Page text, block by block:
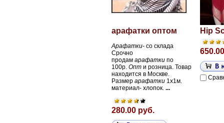
арафатки оптом
Арафатки- со склада
Срочно
продам арафатки по
100р. Опт и розница. Товар
находится в Москве.
Размер арафатки 1х1м.
материал- хлопок. ...
280.00 руб.
Hip